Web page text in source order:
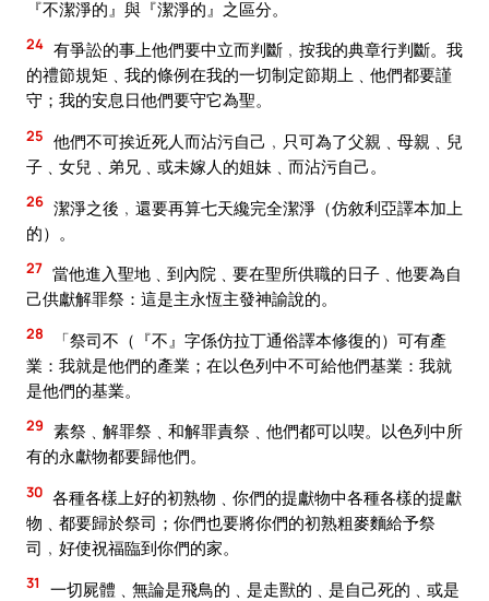
『不潔淨的』與『潔淨的』之區分。
24 有爭訟的事上他們要中立而判斷﹐按我的典章行判斷。我
的禮節規矩﹑我的條例在我的一切制定節期上﹑他們都要謹
守；我的安息日他們要守它為聖。
25 他們不可挨近死人而沾污自己﹐只可為了父親﹑母親﹑兒
子﹑女兒﹑弟兄﹑或未嫁人的姐妹﹑而沾污自己。
26 潔淨之後﹐還要再算七天纔完全潔淨（仿敘利亞譯本加上
的）。
27 當他進入聖地﹑到內院﹑要在聖所供職的日子﹑他要為自
己供獻解罪祭：這是主永恆主發神諭說的。
28
「祭司不（『不』字係仿拉丁通俗譯本修復的）可有產
業：我就是他們的產業；在以色列中不可給他們基業：我就
是他們的基業。
29 素祭﹑解罪祭﹑和解罪責祭﹑他們都可以喫。以色列中所
有的永獻物都要歸他們。
30 各種各樣上好的初熟物﹑你們的提獻物中各種各樣的提獻
物﹑都要歸於祭司；你們也要將你們的初熟粗麥麵給予祭
司﹐好使祝福臨到你們的家。
31
一切屍體﹑無論是飛鳥的﹑是走獸的﹑是自己死的﹑或是